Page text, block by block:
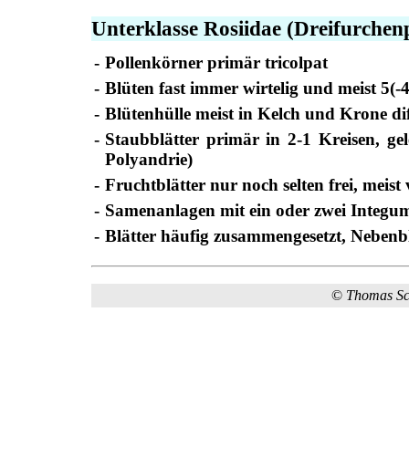
Unterklasse Rosiidae
- Pollenkörner primär tricolpat
- Blüten fast immer wirtelig und meist 5(-
- Blütenhülle meist in Kelch und Krone
- Staubblätter primär in 2-1 Kreisen,
Polyandrie)
- Fruchtblätter nur noch selten frei, meist
- Samenanlagen mit ein oder zwei
- Blätter häufig zusammengesetzt,
© Thomas